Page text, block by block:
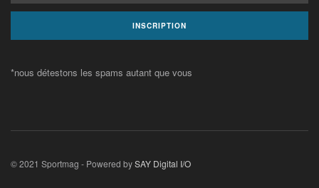
*nous détestons les spams autant que vous
© 2021 Sportmag - Powered bySAY Digital I/O